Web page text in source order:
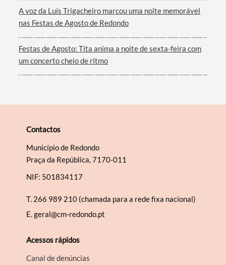
Categorias gerais
A voz da Luís Trigacheiro marcou uma noite memorável
nas Festas de Agosto de Redondo
Festas de Agosto: Tita anima a noite de sexta-feira com
um concerto cheio de ritmo
Contactos
Município de Redondo
Praça da República, 7170-011
NIF: 501834117
T. 266 989 210 (chamada para a rede fixa nacional)
E.geral@cm-redondo.pt
Acessos rápidos
Canal de denúncias